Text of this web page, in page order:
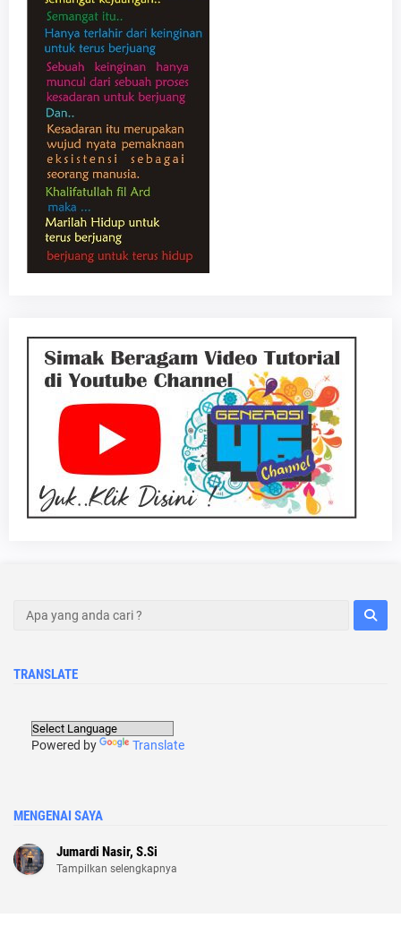
TRANSLATE
Powered by Translate
MENGENAI SAYA
Jumardi Nasir, S.Si
Tampilkan selengkapnya